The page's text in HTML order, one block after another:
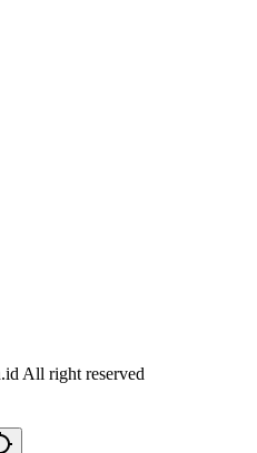
All right reserved